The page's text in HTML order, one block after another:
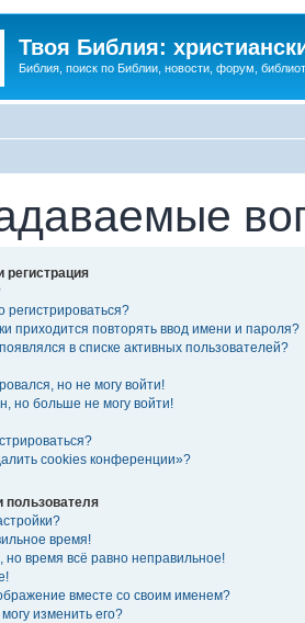
Твоя Библия:
Библия, поиск по Библии, новости, форум,
приходится повторять ввод имени и пароля?
в списке активных пользователей?
но не могу войти!
но больше не могу войти!
cookies конференции»?
пользователя
время!
но время всё равно неправильное!
вместе со своим именем?
изменить его?